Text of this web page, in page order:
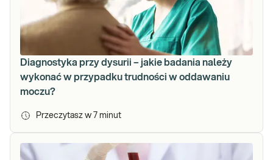
Diagnostyka przy dysurii – jakie badania należy
wykonać w przypadku trudności w oddawaniu
moczu?
Przeczytasz w 7 minut